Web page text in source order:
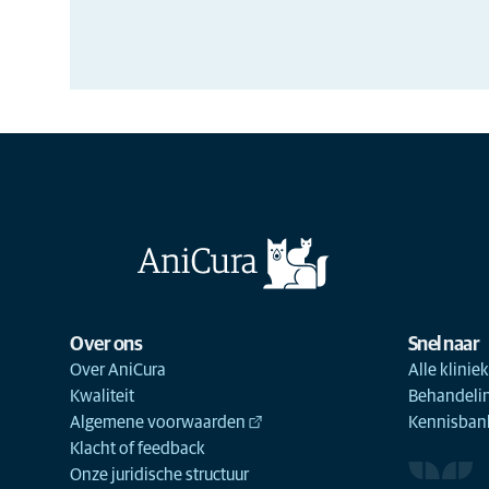
Over ons
Over AniCura
Kwaliteit
Algemene voorwaarden
Klacht of feedback
Onze juridische structuur
Snel naar
Alle